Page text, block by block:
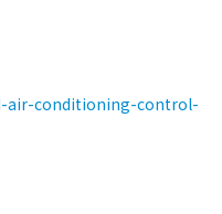
air-conditioning-control-